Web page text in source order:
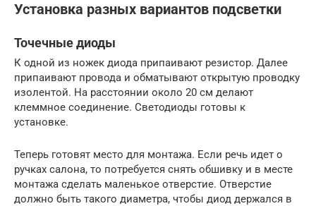
Установка разных вариантов подсветки
Точечные диоды
К одной из ножек диода припаивают резистор. Далее
припаивают провода и обматывают открытую проводку
изолентой. На расстоянии около 20 см делают
клеммное соединение. Светодиоды готовы к
установке.
Теперь готовят место для монтажа. Если речь идет о
ручках салона, то потребуется снять обшивку и в месте
монтажа сделать маленькое отверстие. Отверстие
должно быть такого диаметра, чтобы диод держался в